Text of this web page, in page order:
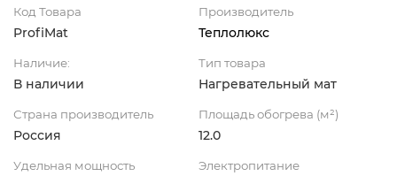
Код Товара
ProfiMat
Производитель
Теплолюкс
Наличие:
В наличии
Тип товара
Нагревательный мат
Страна производитель
Россия
Площадь обогрева (м²)
12.0
Удельная мощность Электропитание